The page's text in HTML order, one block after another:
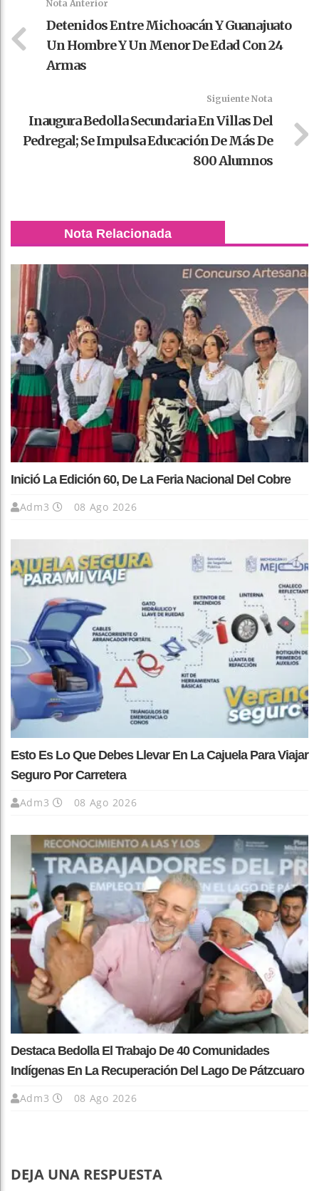
Nota Anterior
Detenidos Entre Michoacán Y Guanajuato
Un Hombre Y Un Menor De Edad Con 24
Armas
Siguiente Nota
Inaugura Bedolla Secundaria En Villas Del
Pedregal; Se Impulsa Educación De Más De
800 Alumnos
Nota Relacionada
Inició La Edición 60, De La Feria Nacional Del Cobre
Adm3 08 Ago 2026
Esto Es Lo Que Debes Llevar En La Cajuela Para Viajar
Seguro Por Carretera
Adm3 08 Ago 2026
Destaca Bedolla El Trabajo De 40 Comunidades
Indígenas En La Recuperación Del Lago De Pátzcuaro
Adm3 08 Ago 2026
DEJA UNA RESPUESTA